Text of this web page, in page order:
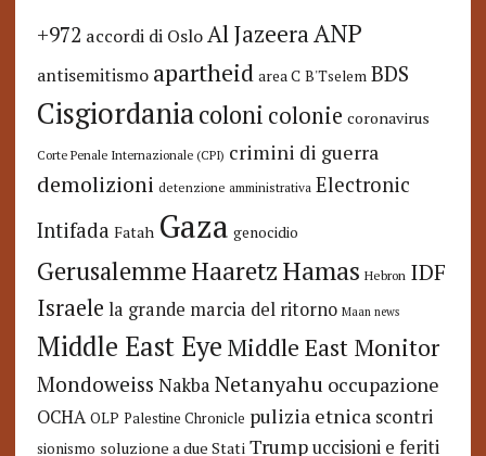
+972 accordi di Oslo Al JazeeraANP
antisemitismo apartheid area C B'Tselem BDS
Cisgiordaniacoloni colonie coronavirus
Corte Penale Internazionale (CPI) crimini di guerra
demolizioni detenzione amministrativa Electronic
Intifada Fatah Gaza genocidio
GerusalemmeHaaretzHamas Hebron IDF
Israele la grande marcia del ritorno Maan news
Middle East Eye Middle East Monitor
Mondoweiss Nakba Netanyahu occupazione
OCHA OLP Palestine Chronicle pulizia etnica scontri
sionismo soluzione a due Stati Trump uccisioni e feriti